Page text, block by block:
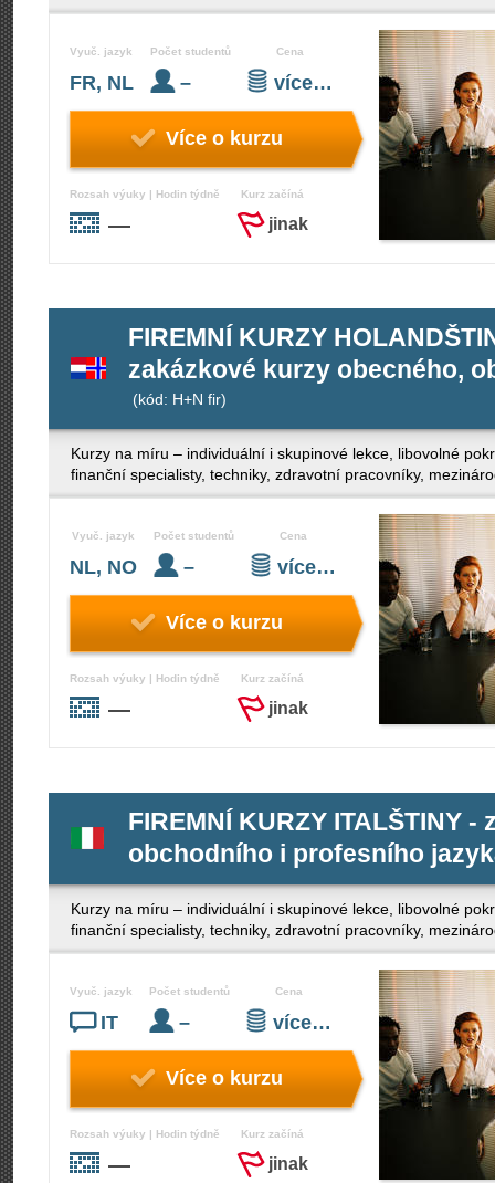
Vyuč. jazyk
FR, NL
Počet studentů
–
Cena
více…
Více o kurzu
Rozsah výuky | Hodin týdně
—
Kurz začíná
jinak
FIREMNÍ KURZY
zakázkové kurzy obecného,
(kód: H+N fir)
Kurzy na míru – individuální i skupinové lekce, libovolné
finanční specialisty, techniky, zdravotní pracovníky,
Vyuč. jazyk
NL, NO
Počet studentů
–
Cena
více…
Více o kurzu
Rozsah výuky | Hodin týdně
—
Kurz začíná
jinak
FIREMNÍ KURZY ITALŠTINY
obchodního i profesního
Kurzy na míru – individuální i skupinové lekce, libovolné
finanční specialisty, techniky, zdravotní pracovníky,
Vyuč. jazyk
IT
Počet studentů
–
Cena
více…
Více o kurzu
Rozsah výuky | Hodin týdně
—
Kurz začíná
jinak